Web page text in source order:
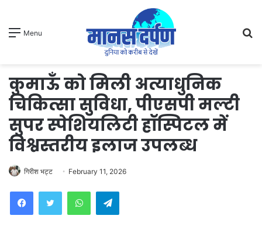
Menu
कुमाऊँ को मिली अत्याधुनिक
चिकित्सा सुविधा, पीएसपी मल्टी
सुपर स्पेशियलिटी हॉस्पिटल में
विश्वस्तरीय इलाज उपलब्ध
गिरीश भट्ट February 11, 2026
WhatsAppTelegram